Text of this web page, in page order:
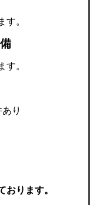
す。
す。
り
ります。